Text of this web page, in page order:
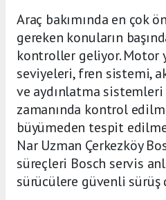
Araç bakımında en çok
gereken konuların
kontroller geliyor. Motor
seviyeleri, fren sistemi,
ve aydınlatma
zamanında kontrol
büyümeden tespit
Nar Uzman Çerkezköy
süreçleri Bosch servis
sürücülere güvenli sürüş